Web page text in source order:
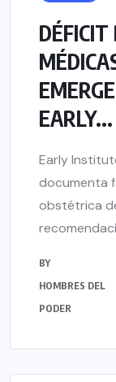
DÉFICIT
EARLY...
Early
documenta
obstétrica
BY
HOMBRES DEL
PODER